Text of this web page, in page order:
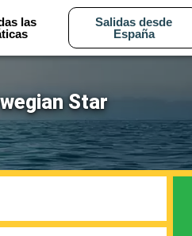
las
Salidas desde
España
Star